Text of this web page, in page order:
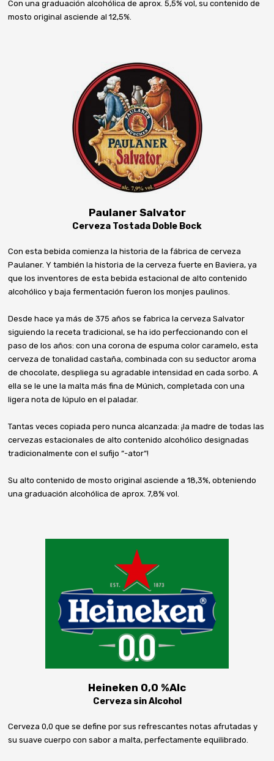
Con una graduación alcohólica de aprox. 5,5% vol, su contenido de
mosto original asciende al 12,5%.
Paulaner Salvator
Cerveza Tostada Doble Bock
Con esta bebida comienza la historia de la fábrica de cerveza
Paulaner. Y también la historia de la cerveza fuerte en Baviera, ya
que los inventores de esta bebida estacional de alto contenido
alcohólico y baja fermentación fueron los monjes paulinos.
Desde hace ya más de 375 años se fabrica la cerveza Salvator
siguiendo la receta tradicional, se ha ido perfeccionando con el
paso de los años: con una corona de espuma color caramelo, esta
cerveza de tonalidad castaña, combinada con su seductor aroma
de chocolate, despliega su agradable intensidad en cada sorbo. A
ella se le une la malta más fina de Múnich, completada con una
ligera nota de lúpulo en el paladar.
Tantas veces copiada pero nunca alcanzada: ¡la madre de todas las
cervezas estacionales de alto contenido alcohólico designadas
tradicionalmente con el sufijo “-ator“!
Su alto contenido de mosto original asciende a 18,3%, obteniendo
una graduación alcohólica de aprox. 7,8% vol.
Heineken 0,0 %Alc
Cerveza sin Alcohol
Cerveza 0,0 que se define por sus refrescantes notas afrutadas y
su suave cuerpo con sabor a malta, perfectamente equilibrado.